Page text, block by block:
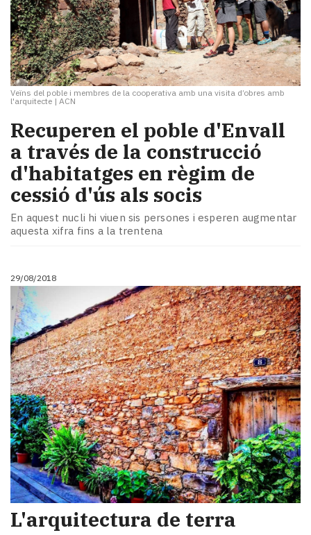
Veïns del poble i membres de la cooperativa amb una visita d’obres amb
l'arquitecte | ACN
Recuperen el poble d'Envall
a través de la construcció
d'habitatges en règim de
cessió d'ús als socis
En aquest nucli hi viuen sis persones i esperen augmentar
aquesta xifra fins a la trentena
29/08/2018
L'arquitectura de terra